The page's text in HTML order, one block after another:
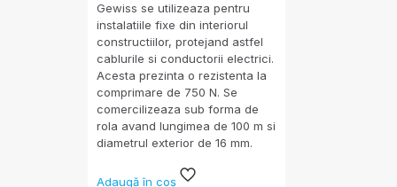
Gewiss se utilizeaza pentru
instalatiile fixe din interiorul
constructiilor, protejand astfel
cablurile si conductorii electrici.
Acesta prezinta o rezistenta la
comprimare de 750 N. Se
comercilizeaza sub forma de
rola avand lungimea de 100 m si
diametrul exterior de 16 mm.
Adaugă în coș